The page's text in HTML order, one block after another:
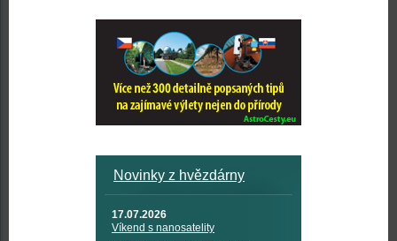
Novinky z hvězdárny
17.07.2026
Víkend s nanosatelity